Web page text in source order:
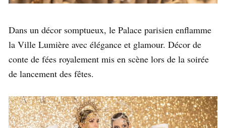
Dans un décor somptueux, le Palace parisien enflamme
la Ville Lumière avec élégance et glamour. Décor de
conte de fées royalement mis en scène lors de la soirée
de lancement des fêtes.